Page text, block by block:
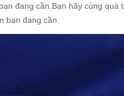
đang cần.Bạn hãy cùng quà
bạn đang cần.